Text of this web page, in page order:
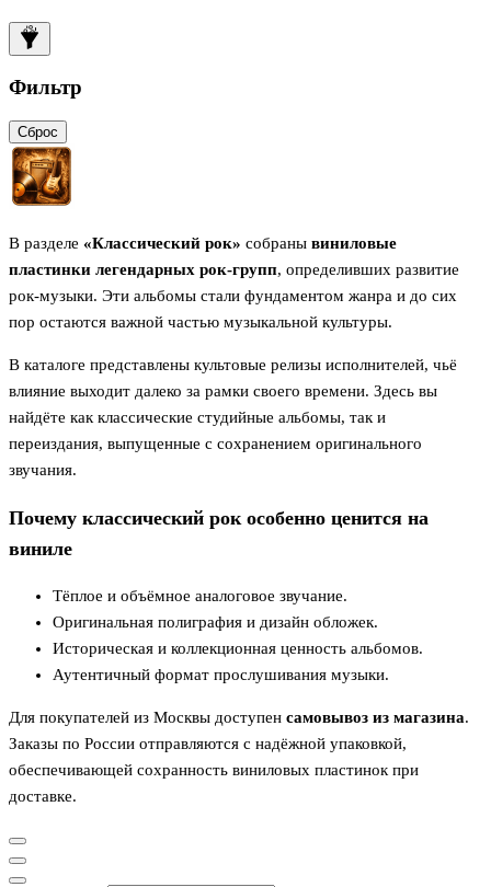
Фильтр
Сброс
В разделе «Классический рок» собраны виниловые
пластинки легендарных рок-групп, определивших развитие
рок-музыки. Эти альбомы стали фундаментом жанра и до сих
пор остаются важной частью музыкальной культуры.
В каталоге представлены культовые релизы исполнителей, чьё
влияние выходит далеко за рамки своего времени. Здесь вы
найдёте как классические студийные альбомы, так и
переиздания, выпущенные с сохранением оригинального
звучания.
Почему классический рок особенно ценится на
виниле
Тёплое и объёмное аналоговое звучание.
Оригинальная полиграфия и дизайн обложек.
Историческая и коллекционная ценность альбомов.
Аутентичный формат прослушивания музыки.
Для покупателей из Москвы доступен самовывоз из магазина.
Заказы по России отправляются с надёжной упаковкой,
обеспечивающей сохранность виниловых пластинок при
доставке.